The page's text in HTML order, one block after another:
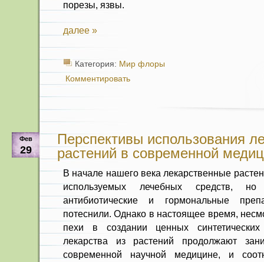
по­резы, язвы.
далее »
Категория: Мир флоры
Комментировать
Фев
29
Перспективы использования
растений в современной
В начале нашего века лекарствен­ные
используемых лечебных средств, но
антибиотические и гормональные
потеснили. Однако в настоящее время,
пехи в создании ценных
лекарства из растений продолжают
современной научной меди­цине, и